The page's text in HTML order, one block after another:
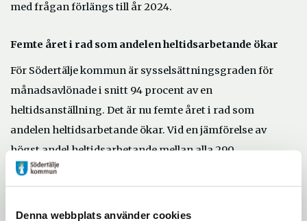
Denna webbplats använder cookies
med frågan förlängs till år 2024.
Femte året i rad som andelen heltidsarbetande ökar
För Södertälje kommun är sysselsättningsgraden för
månadsavlönade i snitt 94 procent av en
heltidsanställning. Det är nu femte året i rad som
andelen heltidsarbetande ökar. Vid en jämförelse av
högst andel heltidsarbetande mellan alla 290
kommuner placerar sig Södertälje kommun på en
femteplats.
Det är vid omsorgskontoret som lejonparten av